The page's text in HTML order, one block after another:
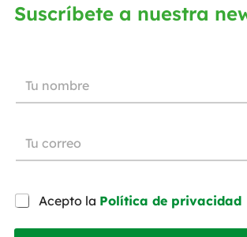
Suscríbete a nuestra
Acepto la Política de privacidad